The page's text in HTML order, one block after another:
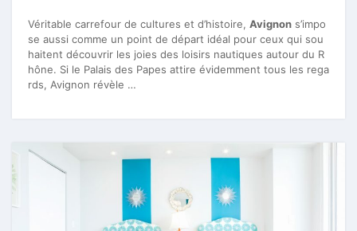
Véritable carrefour de cultures et d’histoire, Avignon s’impo
se aussi comme un point de départ idéal pour ceux qui sou
haitent découvrir les joies des loisirs nautiques autour du R
hône. Si le Palais des Papes attire évidemment tous les rega
rds, Avignon révèle …